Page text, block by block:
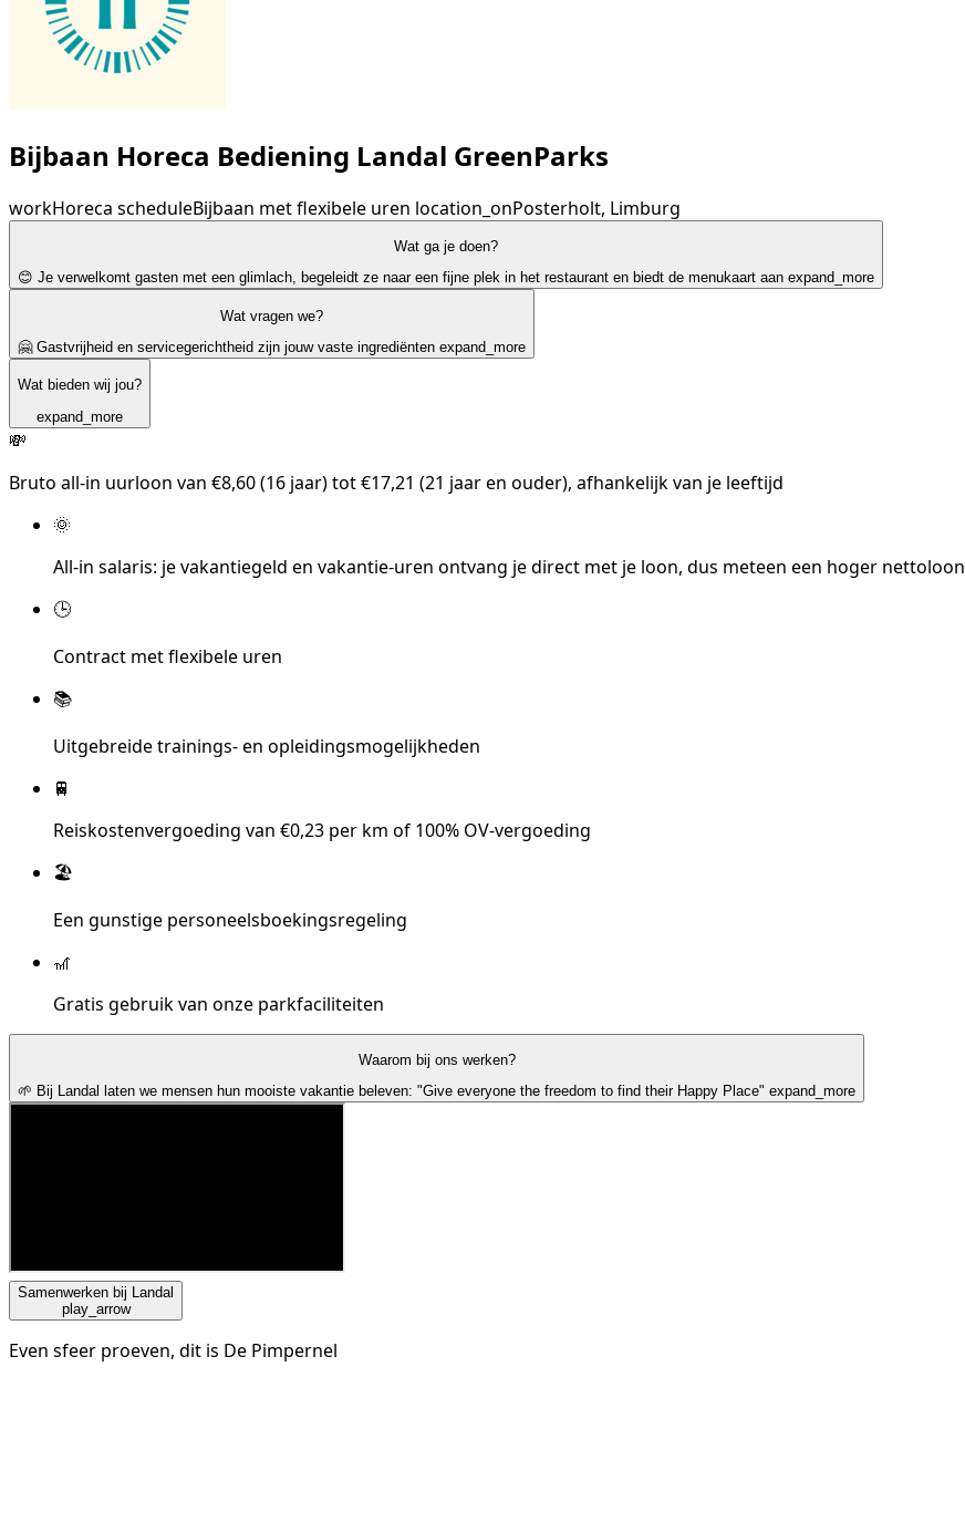
Bijbaan Horeca Bediening Landal GreenParks
workHoreca scheduleBijbaan met flexibele uren location_onPosterholt, Limburg
Wat ga je doen?
😊 Je verwelkomt gasten met een glimlach, begeleidt ze naar een fijne plek in het restaurant en biedt de menukaart aan expand_more
Wat vragen we?
🤗 Gastvrijheid en servicegerichtheid zijn jouw vaste ingrediënten expand_more
Wat bieden wij jou?
expand_more
💸
Bruto all-in uurloon van €8,60 (16 jaar) tot €17,21 (21 jaar en ouder), afhankelijk van je leeftijd
🌞
All-in salaris: je vakantiegeld en vakantie-uren ontvang je direct met je loon, dus meteen een hoger nettoloon
🕒
Contract met flexibele uren
📚
Uitgebreide trainings- en opleidingsmogelijkheden
🚆
Reiskostenvergoeding van €0,23 per km of 100% OV-vergoeding
🏖️
Een gunstige personeelsboekingsregeling
🎢
Gratis gebruik van onze parkfaciliteiten
Waarom bij ons werken?
🌱 Bij Landal laten we mensen hun mooiste vakantie beleven: "Give everyone the freedom to find their Happy Place" expand_more
Samenwerken bij Landal
play_arrow
Even sfeer proeven, dit is De Pimpernel